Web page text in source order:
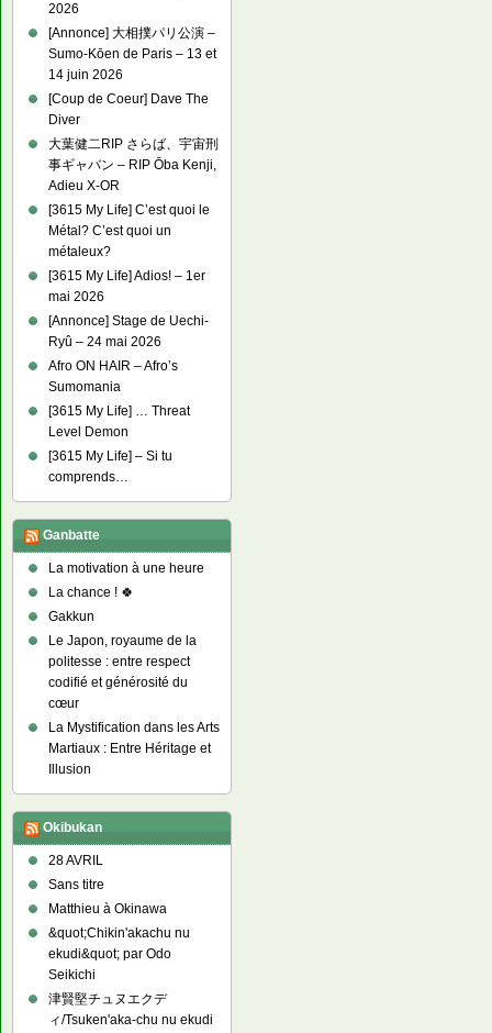
2026
[Annonce] 大相撲パリ公演 –
Sumo-Kōen de Paris – 13 et
14 juin 2026
[Coup de Coeur] Dave The
Diver
大葉健二RIP さらば、宇宙刑
事ギャバン – RIP Ōba Kenji,
Adieu X-OR
[3615 My Life] C’est quoi le
Métal? C’est quoi un
métaleux?
[3615 My Life] Adios! – 1er
mai 2026
[Annonce] Stage de Uechi-
Ryû – 24 mai 2026
Afro ON HAIR – Afro’s
Sumomania
[3615 My Life] … Threat
Level Demon
[3615 My Life] – Si tu
comprends…
Ganbatte
La motivation à une heure
La chance ! 🍀
Gakkun
Le Japon, royaume de la
politesse : entre respect
codifié et générosité du
cœur
La Mystification dans les Arts
Martiaux : Entre Héritage et
Illusion
Okibukan
28 AVRIL
Sans titre
Matthieu à Okinawa
&quot;Chikin'akachu nu
ekudi&quot; par Odo
Seikichi
津賢堅チュヌエクデ
ィ/Tsuken'aka-chu nu ekudi